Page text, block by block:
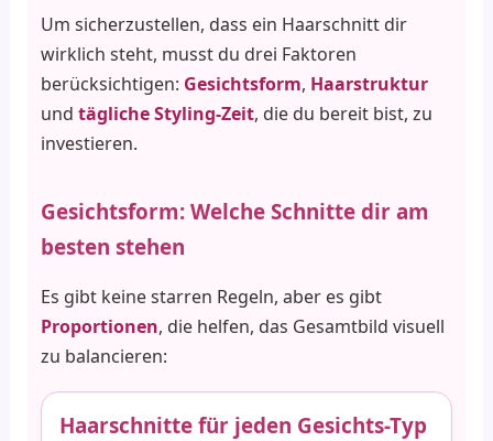
Um sicherzustellen, dass ein Haarschnitt dir
wirklich steht, musst du drei Faktoren
berücksichtigen: Gesichtsform, Haarstruktur
undtägliche Styling-Zeit, die du bereit bist, zu
investieren.
Gesichtsform: Welche Schnitte dir am
besten stehen
Es gibt keine starren Regeln, aber es gibt
Proportionen, die helfen, das Gesamtbild visuell
zu balancieren:
Haarschnitte für jeden Gesichts-Typ